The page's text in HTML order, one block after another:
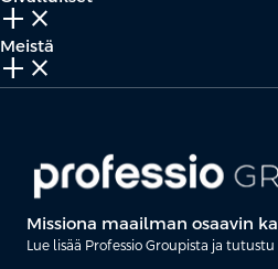
add_2 close
Meistä
add_2 close
Missiona maailman osaavin
Lue lisää Professio Groupista ja